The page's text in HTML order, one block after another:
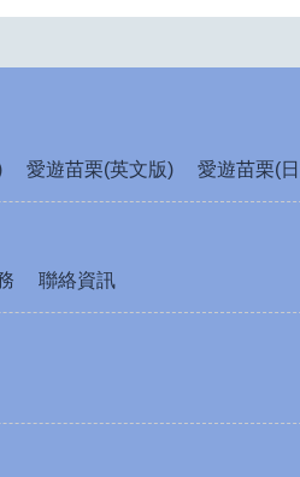
愛遊苗栗(英文版) 愛遊苗栗(
聯絡資訊